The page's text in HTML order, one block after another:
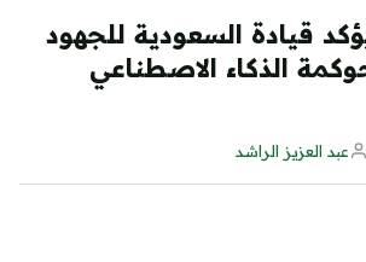
قيادة السعودية للجهود
الذكاء الاصطناعي
عبد العزيز الراشد